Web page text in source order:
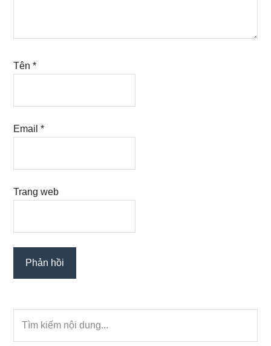
Tên*
Email*
Trang web
Sidebar
kiếm